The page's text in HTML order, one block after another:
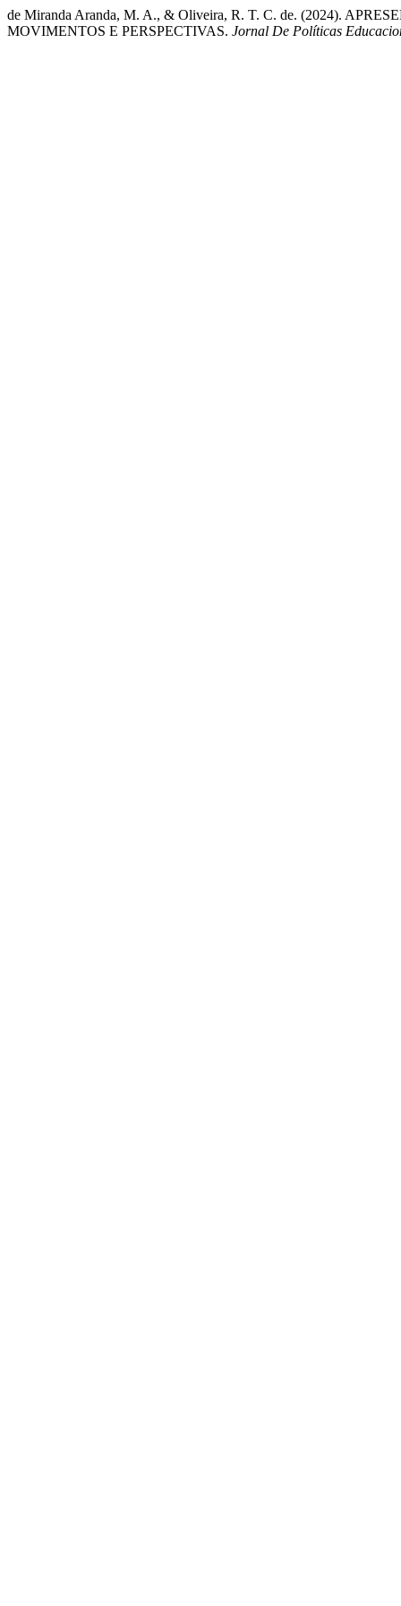
de Miranda Aranda, M. A., & Oliveira, R. T. C. de. (2024).
MOVIMENTOS E PERSPECTIVAS. Jornal De Políticas